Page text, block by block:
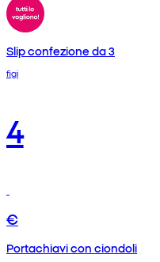
Slip confezione da 3
figi
4
€
Portachiavi con ciondoli